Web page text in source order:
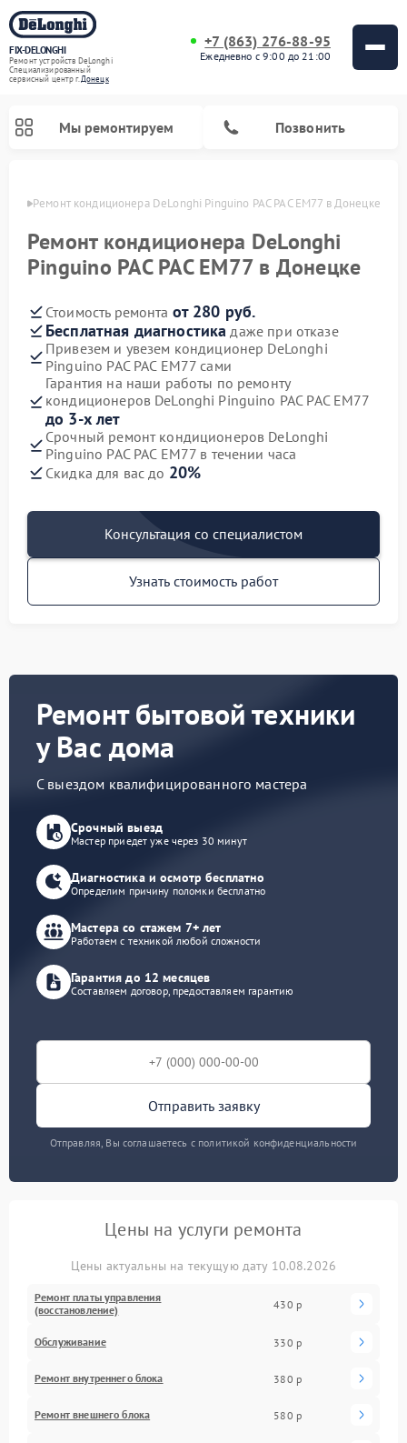
FIX-DELONGHI
Ремонт устройств DeLonghi
Специализированный
cервисный центр г.Донецк
+7 (863) 276-88-95
Ежедневно с 9:00 до 21:00
Мы ремонтируем Позвонить
Ремонт кондиционера DeLonghi Pinguino PAC PAC EM77 в Донецке
Ремонт кондиционера DeLonghi
Pinguino PAC PAC EM77 в Донецке
Стоимость ремонта от 280 руб.
Бесплатная диагностика даже при отказе
Привезем и увезем кондиционер DeLonghi
Pinguino PAC PAC EM77 сами
Гарантия на наши работы по ремонту
кондиционеров DeLonghi Pinguino PAC PAC EM77
до 3-х лет
Срочный ремонт кондиционеров DeLonghi
Pinguino PAC PAC EM77 в течении часа
Скидка для вас до 20%
Консультация со специалистом
Узнать стоимость работ
Ремонт бытовой техники
у Вас дома
С выездом квалифицированного мастера
Срочный выезд
Мастер приедет уже через 30 минут
Диагностика и осмотр бесплатно
Определим причину поломки бесплатно
Мастера со стажем 7+ лет
Работаем с техникой любой сложности
Гарантия до 12 месяцев
Составляем договор, предоставляем гарантию
Отправить заявку
Отправляя, Вы соглашаетесь с политикой конфиденциальности
Цены на услуги ремонта
Цены актуальны на текущую дату 10.08.2026
Ремонт платы управления
(восстановление)
430 р
Обслуживание 330 р
Ремонт внутреннего блока 380 р
Ремонт внешнего блока 580 р